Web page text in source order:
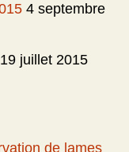
4 septembre
19 juillet 2015
de lames